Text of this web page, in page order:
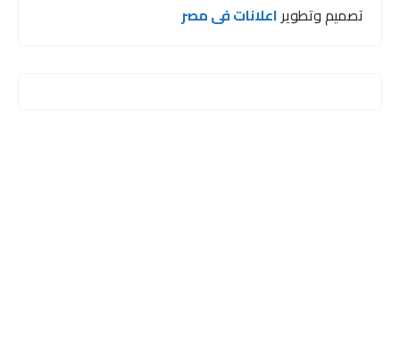
تصميم وتطويراعلانات فى مصر